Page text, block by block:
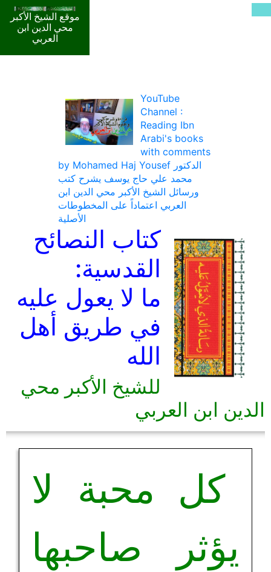
موقع الشيخ الأكبر
محي الدين ابن
العربي
YouTube
Channel :
Reading Ibn
Arabi's books
with comments
by Mohamed Haj Yousef الدكتور
محمد علي حاج يوسف يشرح كتب
ورسائل الشيخ الأكبر محي الدين ابن
العربي اعتماداً على المخطوطات
الأصلية
كتاب النصائح
القدسية:
ما لا يعول عليه
في طريق أهل
الله
للشيخ الأكبر محي
الدين ابن العربي
كل محبة لا
يؤثر صاحبها